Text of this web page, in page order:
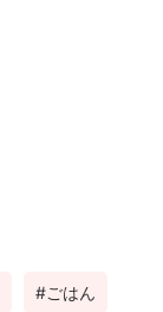
ごはん